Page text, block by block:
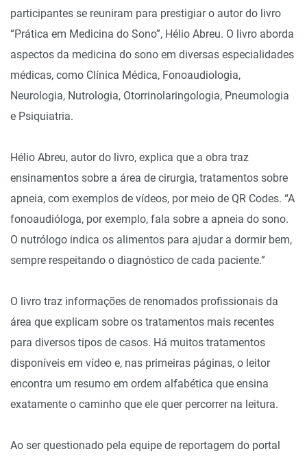
participantes se reuniram para prestigiar o autor do livro
“Prática em Medicina do Sono”, Hélio Abreu. O livro aborda
aspectos da medicina do sono em diversas especialidades
médicas, como Clínica Médica, Fonoaudiologia,
Neurologia, Nutrologia, Otorrinolaringologia, Pneumologia
e Psiquiatria.
Hélio Abreu, autor do livro, explica que a obra traz
ensinamentos sobre a área de cirurgia, tratamentos sobre
apneia, com exemplos de vídeos, por meio de QR Codes. “A
fonoaudióloga, por exemplo, fala sobre a apneia do sono.
O nutrólogo indica os alimentos para ajudar a dormir bem,
sempre respeitando o diagnóstico de cada paciente.”
O livro traz informações de renomados profissionais da
área que explicam sobre os tratamentos mais recentes
para diversos tipos de casos. Há muitos tratamentos
disponíveis em vídeo e, nas primeiras páginas, o leitor
encontra um resumo em ordem alfabética que ensina
exatamente o caminho que ele quer percorrer na leitura.
Ao ser questionado pela equipe de reportagem do portal